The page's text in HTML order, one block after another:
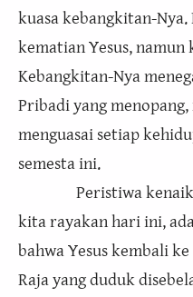
kuasa kebangkitan-
kematian Yesus,
Kebangkitan-Nya
Pribadi yang
menguasai setiap
semesta ini.
Peristiwa kenaikan
kita rayakan hari ini,
bahwa Yesus kembali
Raja yang duduk